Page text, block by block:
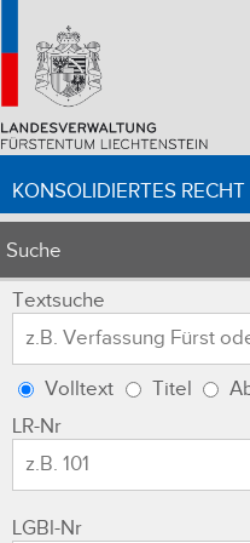
KONSOLIDIERTES RECHT
Suche
Textsuche
Volltext Titel
LR-Nr
LGBl-Nr